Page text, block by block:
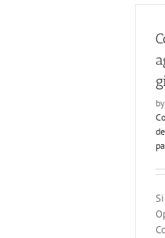
by